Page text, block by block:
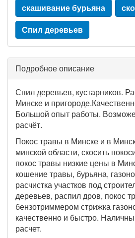
скашивание бурьяна
Спил деревьев
Подробное описание
Спил деревьев, кустарников.
Минске и
Большой опыт работы.
расчёт.
Покос травы в Минске и в
минской области, скосить
покос травы низкие цены в
кошение травы, бурьяна,
расчистка участков под
деревьев, распил дров, покос
бензотриммером стрижка
качественно и быстро.
расчет.